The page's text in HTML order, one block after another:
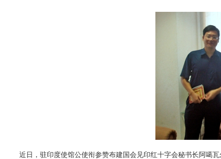
近日，驻印度使馆公使衔参赞布建国会见印红十字会秘书长阿噶瓦